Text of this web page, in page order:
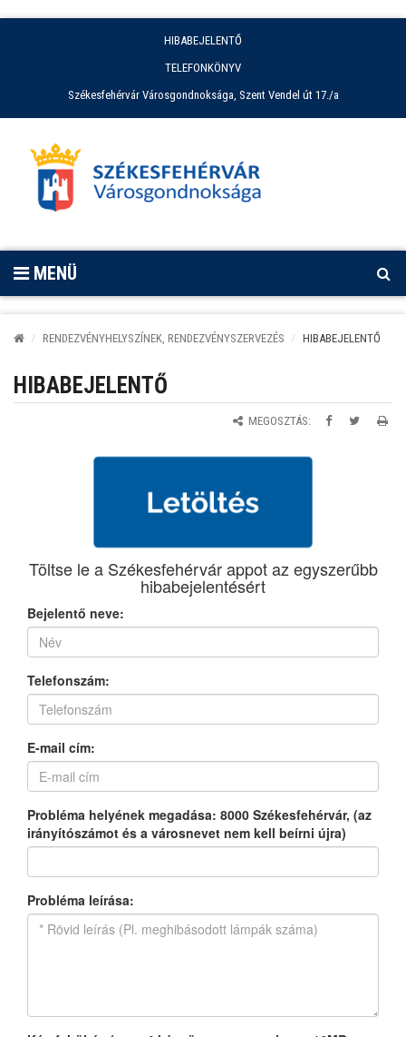
HIBABEJELENTŐ
TELEFONKÖNYV
Székesfehérvár Városgondnoksága, Szent Vendel út 17./a
MENÜ
RENDEZVÉNYHELYSZÍNEK, RENDEZVÉNYSZERVEZÉS HIBABEJELENTŐ
HIBABEJELENTŐ
MEGOSZTÁS: